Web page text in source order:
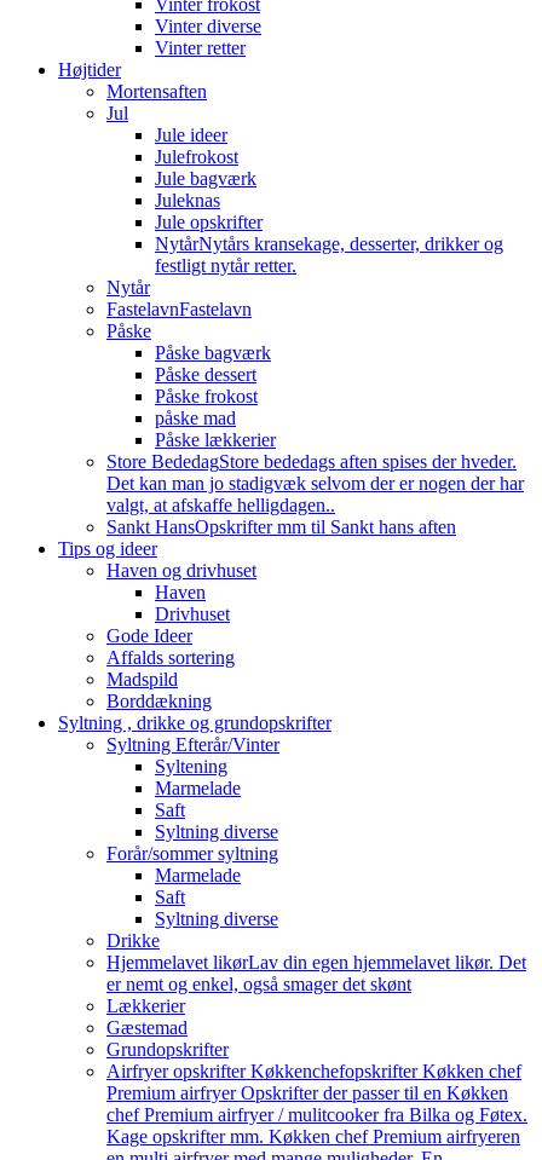
Vinter frokost
Vinter diverse
Vinter retter
Højtider
Mortensaften
Jul
Jule ideer
Julefrokost
Jule bagværk
Juleknas
Jule opskrifter
NytårNytårs kransekage, desserter, drikker og
festligt nytår retter.
Nytår
FastelavnFastelavn
Påske
Påske bagværk
Påske dessert
Påske frokost
påske mad
Påske lækkerier
Store BededagStore bededags aften spises der hveder.
Det kan man jo stadigvæk selvom der er nogen der har
valgt, at afskaffe helligdagen..
Sankt HansOpskrifter mm til Sankt hans aften
Tips og ideer
Haven og drivhuset
Haven
Drivhuset
Gode Ideer
Affalds sortering
Madspild
Borddækning
Syltning , drikke og grundopskrifter
Syltning Efterår/Vinter
Syltening
Marmelade
Saft
Syltning diverse
Forår/sommer syltning
Marmelade
Saft
Syltning diverse
Drikke
Hjemmelavet likørLav din egen hjemmelavet likør. Det
er nemt og enkel, også smager det skønt
Lækkerier
Gæstemad
Grundopskrifter
Airfryer opskrifter Køkkenchefopskrifter Køkken chef
Premium airfryer Opskrifter der passer til en Køkken
chef Premium airfryer / mulitcooker fra Bilka og Føtex.
Kage opskrifter mm. Køkken chef Premium airfryeren